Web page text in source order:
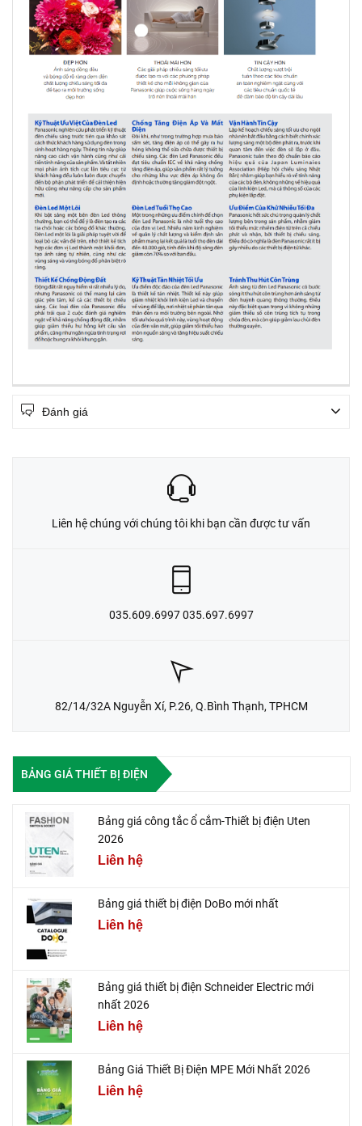
Đánh giá
Liên hệ chúng với chúng tôi khi bạn cần được tư vấn
035.609.6997 035.697.6997
82/14/32A Nguyễn Xí, P.26, Q.Bình Thạnh, TPHCM
BẢNG GIÁ THIẾT BỊ ĐIỆN
Bảng giá công tắc ổ cắm-Thiết bị điện Uten
2026
Liên hệ
Bảng giá thiết bị điện DoBo mới nhất
Liên hệ
Bảng giá thiết bị điện Schneider Electric mới
nhất 2026
Liên hệ
Bảng Giá Thiết Bị Điện MPE Mới Nhất 2026
Liên hệ